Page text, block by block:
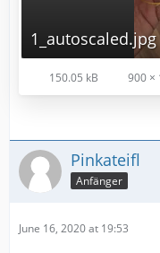
1_autoscaled.jpg
150.05 kB 900 ×
Pinkateifl
Anfänger
June 16, 2020 at 19:53